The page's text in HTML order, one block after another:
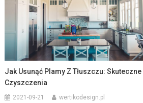
Jak Usunąć Plamy Z Tłuszczu:
Czyszczenia
2021-09-21 wertikodesign.pl